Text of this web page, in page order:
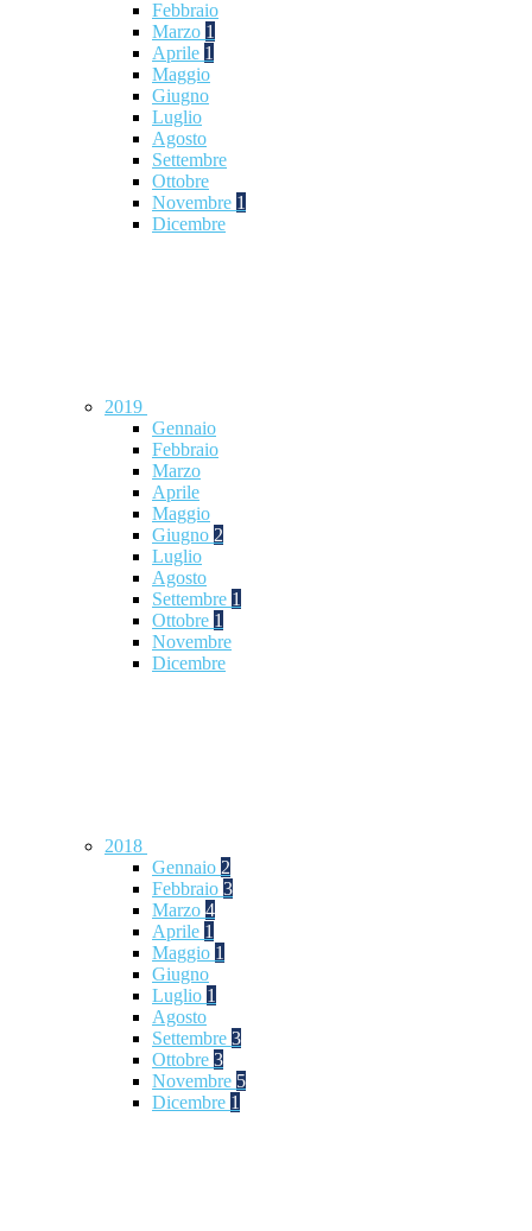
Febbraio
Marzo 1
Aprile 1
Maggio
Giugno
Luglio
Agosto
Settembre
Ottobre
Novembre 1
Dicembre
2019
Gennaio
Febbraio
Marzo
Aprile
Maggio
Giugno 2
Luglio
Agosto
Settembre 1
Ottobre 1
Novembre
Dicembre
2018
Gennaio 2
Febbraio 3
Marzo 4
Aprile 1
Maggio 1
Giugno
Luglio 1
Agosto
Settembre 3
Ottobre 3
Novembre 5
Dicembre 1